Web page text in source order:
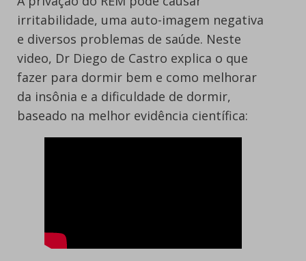
irritabilidade, uma auto-imagem negativa
e diversos problemas de saúde. Neste
video, Dr Diego de Castro explica o que
fazer para dormir bem e como melhorar
da insônia e a dificuldade de dormir,
baseado na melhor evidência científica: